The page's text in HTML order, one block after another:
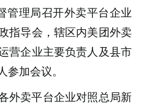
管理局召开外卖平台企业
指导会，辖区内美团外卖
营企业主要负责人及县市
参加会议。
外卖平台企业对照总局新